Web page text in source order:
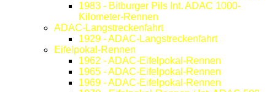
1983 - Bitburger Pils Int. ADAC 1000-
Kilometer-Rennen
ADAC-Langstreckenfahrt
1929 - ADAC-Langstreckenfahrt
Eifelpokal-Rennen
1962 - ADAC-Eifelpokal-Rennen
1965 - ADAC-Eifelpokal-Rennen
1969 - ADAC-Eifelpokal-Rennen